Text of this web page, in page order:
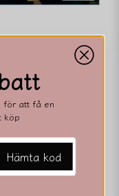
för att få en
köp
Hämta kod